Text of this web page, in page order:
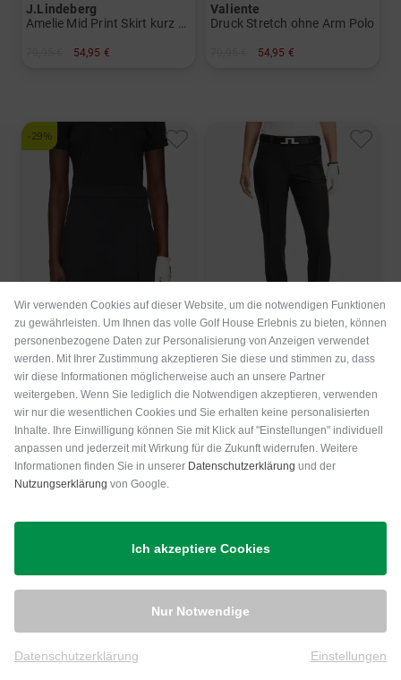
J.Lindeberg
54,95 €
Valiente
Druck Stretch ohne Arm Polo
54,95 €
-29%
J.Lindeberg
Joy Skirt lang Skort
119,95 € 84,95 €
in: XS
J.Lindeberg
Pia Pant 7/8 Hose
139,95 €
in: 25 26 27 28 29 30 32
Wir verwenden Cookies auf dieser Website, um die notwendigen Funktionen
zu gewährleisten. Um Ihnen das volle Golf House Erlebnis zu bieten, können
personenbezogene Daten zur Personalisierung von Anzeigen verwendet
werden. Mit Ihrer Zustimmung akzeptieren Sie diese und stimmen zu, dass
wir diese Informationen möglicherweise auch an unsere Partner
weitergeben. Wenn Sie lediglich die Notwendigen akzeptieren, verwenden
wir nur die wesentlichen Cookies und Sie erhalten keine personalisierten
Inhalte. Ihre Einwilligung können Sie mit Klick auf "Einstellungen" individuell
anpassen und jederzeit mit Wirkung für die Zukunft widerrufen. Weitere
Informationen finden Sie in unserer Datenschutzerklärung und der
Nutzungserklärung von Google.
Ich akzeptiere Cookies
Nur Notwendige
Datenschutzerklärung Einstellungen